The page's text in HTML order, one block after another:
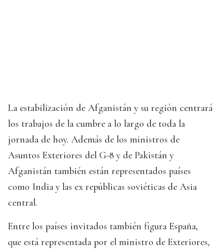
La estabilización de Afganistán y su región centrará
los trabajos de la cumbre a lo largo de toda la
jornada de hoy. Además de los ministros de
Asuntos Exteriores del G-8 y de Pakistán y
Afganistán también están representados países
como India y las ex repúblicas soviéticas de Asia
central.
Entre los países invitados también figura España,
que está representada por el ministro de Exteriores,